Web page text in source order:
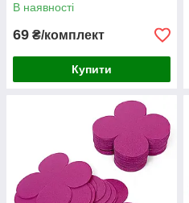
В наявності
69 ₴/комплект
Купити